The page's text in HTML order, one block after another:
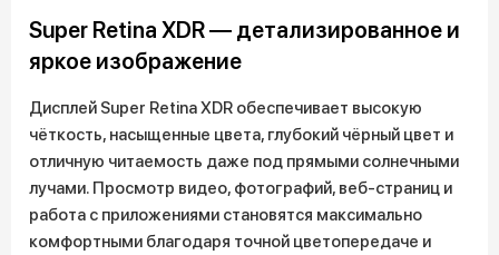
Super Retina XDR — детализированное и
яркое изображение
Дисплей Super Retina XDR обеспечивает высокую
чёткость, насыщенные цвета, глубокий чёрный цвет и
отличную читаемость даже под прямыми солнечными
лучами. Просмотр видео, фотографий, веб-страниц и
работа с приложениями становятся максимально
комфортными благодаря точной цветопередаче и